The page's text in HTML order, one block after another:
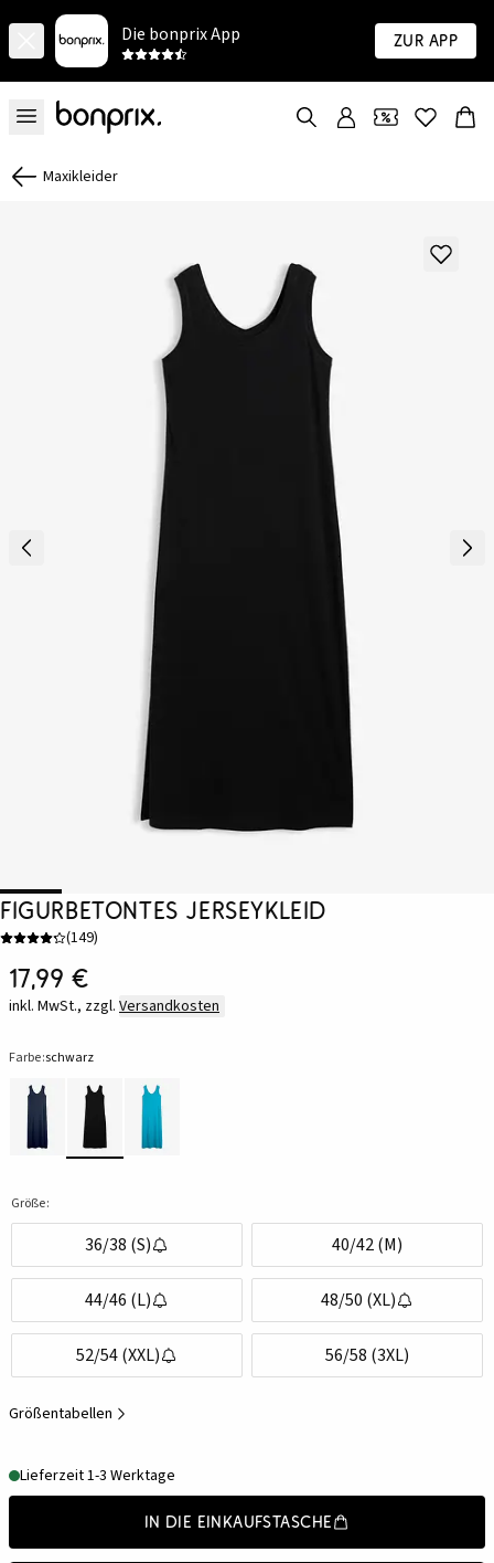
Die bonprix App Zur App
Maxikleider
Figurbetontes Jerseykleid
(149)
17,99 €
inkl. MwSt., zzgl. Versandkosten
Farbe:schwarz
Größe:
36/38 (S) 40/42 (M)
44/46 (L) 48/50 (XL)
52/54 (XXL) 56/58 (3XL)
Größentabellen
Lieferzeit 1-3 Werktage
In die Einkaufstasche